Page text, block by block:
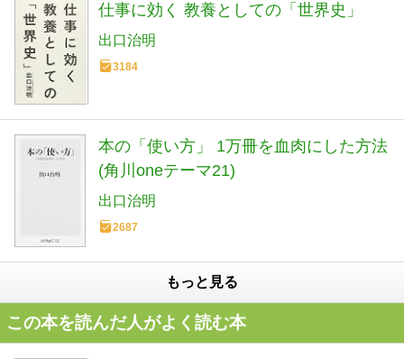
仕事に効く 教養としての「世界史」
出口治明
3184
本の「使い方」 1万冊を血肉にした方法
(角川oneテーマ21)
出口治明
2687
もっと見る
この本を読んだ人がよく読む本